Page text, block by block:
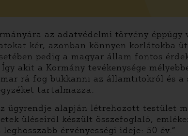
az adatvédelmi törvény
kér, azonban könnyen korlátokba
pedig a magyar állam fontos
akit a Kormány tevékenysége
rá fog bukkanni az államtitokról és
tartalmazza.
ügyrendje alapján létrehozott testület
üléseiről készült összefoglaló,
érvényességi ideje: 50 év.”